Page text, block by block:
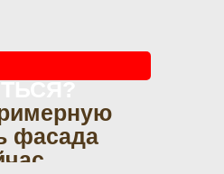
фасада